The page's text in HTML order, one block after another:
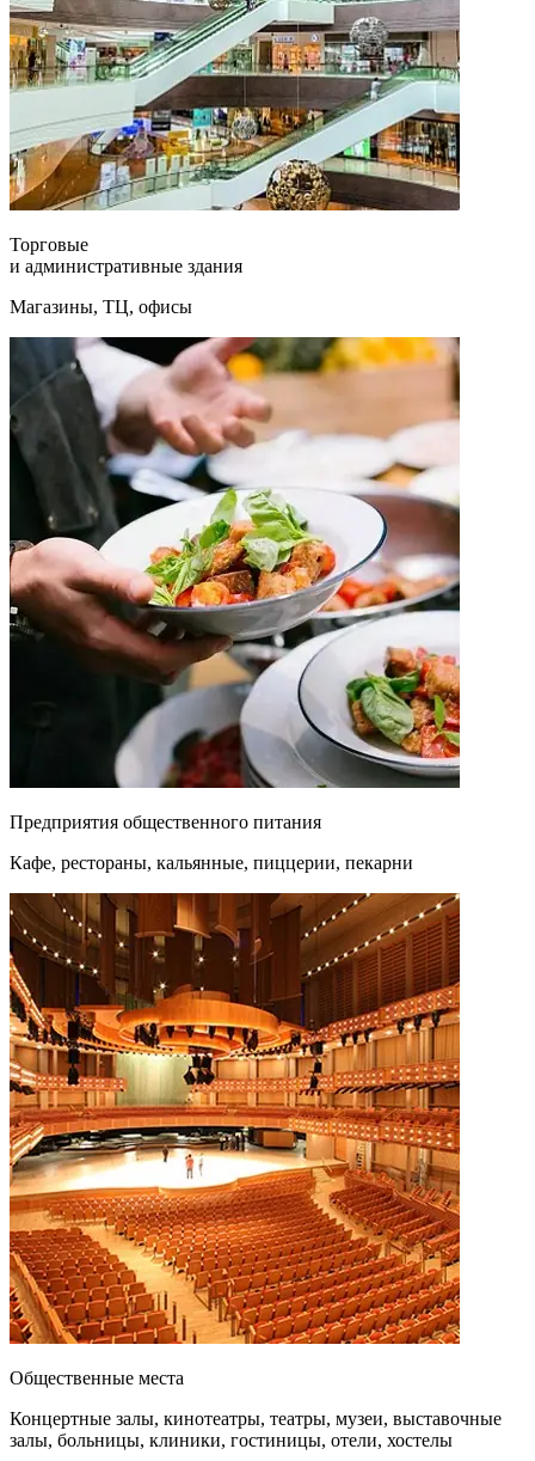
Торговые
и административные здания
Магазины, ТЦ, офисы
Предприятия общественного питания
Кафе, рестораны, кальянные, пиццерии, пекарни
Общественные места
Концертные залы, кинотеатры, театры, музеи, выставочные
залы, больницы, клиники, гостиницы, отели, хостелы